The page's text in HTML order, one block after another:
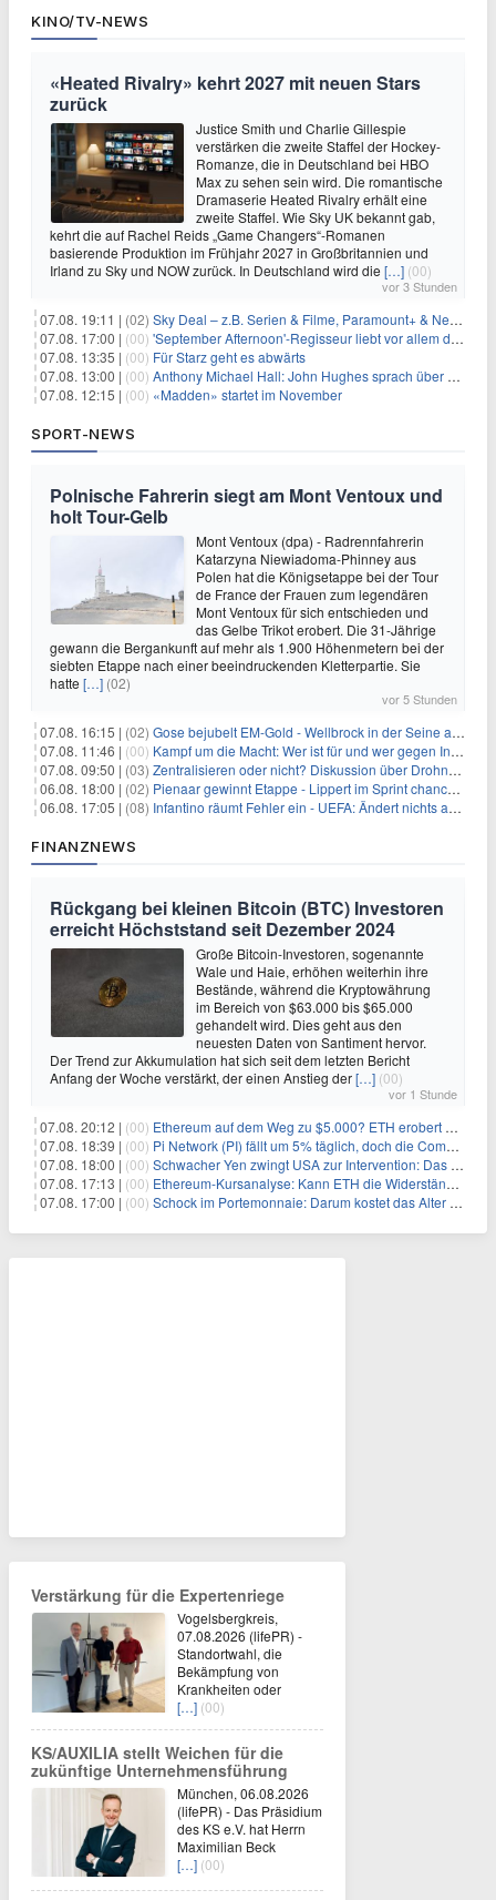
KINO/TV-NEWS
«Heated Rivalry» kehrt 2027 mit neuen Stars
zurück
Justice Smith und Charlie Gillespie
verstärken die zweite Staffel der Hockey-
Romanze, die in Deutschland bei HBO
Max zu sehen sein wird. Die romantische
Dramaserie Heated Rivalry erhält eine
zweite Staffel. Wie Sky UK bekannt gab,
kehrt die auf Rachel Reids „Game Changers“-Romanen
basierende Produktion im Frühjahr 2027 in Großbritannien und
Irland zu Sky und NOW zurück. In Deutschland wird die […] (00)
vor 3 Stunden
07.08. 19:11 | (02) Sky Deal – z.B. Serien & Filme, Paramount+ & Netflix für 19,99€/Monat
07.08. 17:00 | (00) 'September Afternoon'-Regisseur liebt vor allem die 'Banalität' in seinen Filmen
07.08. 13:35 | (00) Für Starz geht es abwärts
07.08. 13:00 | (00) Anthony Michael Hall: John Hughes sprach über eine Fortsetzung von 'The Breakfast Club'
07.08. 12:15 | (00) «Madden» startet im November
SPORT-NEWS
Polnische Fahrerin siegt am Mont Ventoux und
holt Tour-Gelb
Mont Ventoux (dpa) - Radrennfahrerin
Katarzyna Niewiadoma-Phinney aus
Polen hat die Königsetappe bei der Tour
de France der Frauen zum legendären
Mont Ventoux für sich entschieden und
das Gelbe Trikot erobert. Die 31-Jährige
gewann die Bergankunft auf mehr als 1.900 Höhenmetern bei der
siebten Etappe nach einer beeindruckenden Kletterpartie. Sie
hatte […] (02)
vor 5 Stunden
07.08. 16:15 | (02) Gose bejubelt EM-Gold - Wellbrock in der Seine ausgebremst
07.08. 11:46 | (00) Kampf um die Macht: Wer ist für und wer gegen Infantino?
07.08. 09:50 | (03) Zentralisieren oder nicht? Diskussion über Drohnenabwehr
06.08. 18:00 | (02) Pienaar gewinnt Etappe - Lippert im Sprint chancenlos
06.08. 17:05 | (08) Infantino räumt Fehler ein - UEFA: Ändert nichts an Boykott
FINANZNEWS
Rückgang bei kleinen Bitcoin (BTC) Investoren
erreicht Höchststand seit Dezember 2024
Große Bitcoin-Investoren, sogenannte
Wale und Haie, erhöhen weiterhin ihre
Bestände, während die Kryptowährung
im Bereich von $63.000 bis $65.000
gehandelt wird. Dies geht aus den
neuesten Daten von Santiment hervor.
Der Trend zur Akkumulation hat sich seit dem letzten Bericht
Anfang der Woche verstärkt, der einen Anstieg der[…] (00)
vor 1 Stunde
07.08. 20:12 | (00) Ethereum auf dem Weg zu $5.000? ETH erobert wichtige Marke zurück, während Institutionen weiter akkumulieren
07.08. 18:39 | (00) Pi Network (PI) fällt um 5% täglich, doch die Community bleibt optimistisch
07.08. 18:00 | (00) Schwacher Yen zwingt USA zur Intervention: Das größte Risiko seit 15 Jahren
07.08. 17:13 | (00) Ethereum-Kursanalyse: Kann ETH die Widerstände der gleitenden Durchschnitte überwinden?
07.08. 17:00 | (00) Schock im Portemonnaie: Darum kostet das Alter deutlich mehr als Sie denken
Verstärkung für die Expertenriege
Vogelsbergkreis,
07.08.2026 (lifePR) -
Standortwahl, die
Bekämpfung von
Krankheiten oder
[…] (00)
KS/AUXILIA stellt Weichen für die
zukünftige Unternehmensführung
München, 06.08.2026
(lifePR) - Das Präsidium
des KS e.V. hat Herrn
Maximilian Beck
[…] (00)